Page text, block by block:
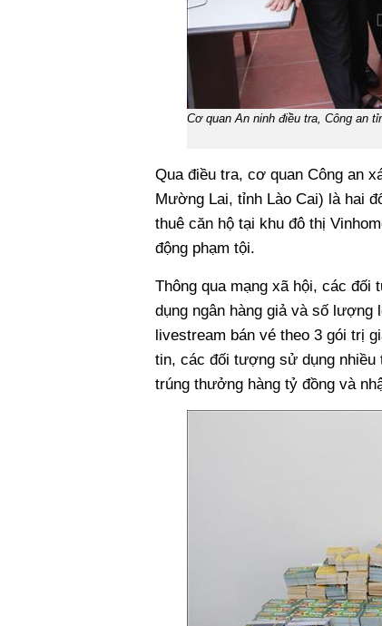
Cơ quan An ninh điều tra, Công an
Qua điều tra, cơ quan Công an
Mường Lai, tỉnh Lào Cai) là hai
thuê căn hộ tại khu đô thị
động phạm tội.
Thông qua mạng xã hội, các đối
dụng ngân hàng giả và số
livestream bán vé theo 3 gói trị
tin, các đối tượng sử dụng nhiều
trúng thưởng hàng tỷ đồng và